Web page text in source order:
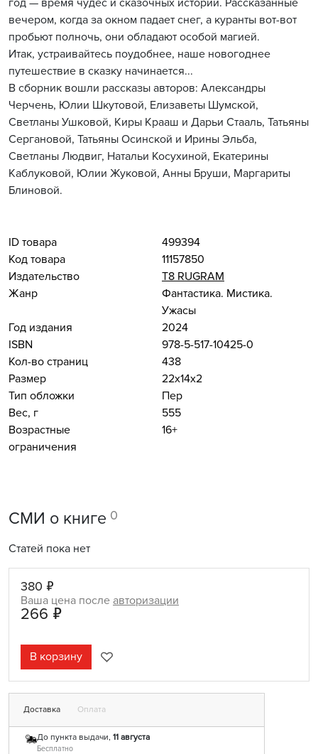
вечером, когда за окном падает снег, а куранты вот-вот
пробьют полночь, они обладают особой магией.
Итак, устраивайтесь поудобнее, наше новогоднее
путешествие в сказку начинается...
В сборник вошли рассказы авторов: Александры
Черчень, Юлии Шкутовой, Елизаветы Шумской,
Светланы Ушковой, Киры Крааш и Дарьи Стааль, Татьяны
Сергановой, Татьяны Осинской и Ирины Эльба,
Светланы Людвиг, Натальи Косухиной, Екатерины
Каблуковой, Юлии Жуковой, Анны Бруши, Маргариты
Блиновой.
ID товара
499394
Код товара
11157850
Издательство
Т8 RUGRAM
Жанр
Фантастика. Мистика.
Ужасы
Год издания
2024
ISBN
978-5-517-10425-0
Кол-во страниц
438
Размер
22x14x2
Тип обложки
Пер
Вес, г
555
Возрастные
ограничения
16+
СМИ о книге 0
Статей пока нет
380 ₽
Ваша цена после авторизации
266 ₽
В корзину
Доставка Оплата
До пункта выдачи, 11 августа
Бесплатно